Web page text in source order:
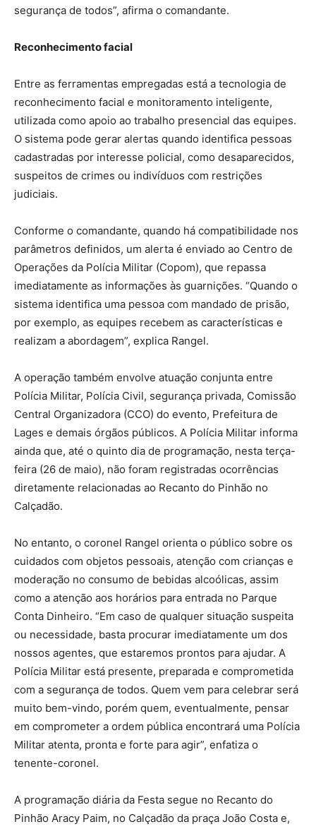
segurança de todos”, afirma o comandante.
Reconhecimento facial
Entre as ferramentas empregadas está a tecnologia de
reconhecimento facial e monitoramento inteligente,
utilizada como apoio ao trabalho presencial das equipes.
O sistema pode gerar alertas quando identifica pessoas
cadastradas por interesse policial, como desaparecidos,
suspeitos de crimes ou indivíduos com restrições
judiciais.
Conforme o comandante, quando há compatibilidade nos
parâmetros definidos, um alerta é enviado ao Centro de
Operações da Polícia Militar (Copom), que repassa
imediatamente as informações às guarnições. “Quando o
sistema identifica uma pessoa com mandado de prisão,
por exemplo, as equipes recebem as características e
realizam a abordagem”, explica Rangel.
A operação também envolve atuação conjunta entre
Polícia Militar, Polícia Civil, segurança privada, Comissão
Central Organizadora (CCO) do evento, Prefeitura de
Lages e demais órgãos públicos. A Polícia Militar informa
ainda que, até o quinto dia de programação, nesta terça-
feira (26 de maio), não foram registradas ocorrências
diretamente relacionadas ao Recanto do Pinhão no
Calçadão.
No entanto, o coronel Rangel orienta o público sobre os
cuidados com objetos pessoais, atenção com crianças e
moderação no consumo de bebidas alcoólicas, assim
como a atenção aos horários para entrada no Parque
Conta Dinheiro. “Em caso de qualquer situação suspeita
ou necessidade, basta procurar imediatamente um dos
nossos agentes, que estaremos prontos para ajudar. A
Polícia Militar está presente, preparada e comprometida
com a segurança de todos. Quem vem para celebrar será
muito bem-vindo, porém quem, eventualmente, pensar
em comprometer a ordem pública encontrará uma Polícia
Militar atenta, pronta e forte para agir”, enfatiza o
tenente-coronel.
A programação diária da Festa segue no Recanto do
Pinhão Aracy Paim, no Calçadão da praça João Costa e,